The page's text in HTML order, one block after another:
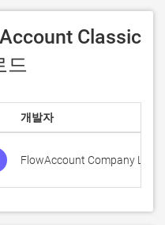
드
개발자
FlowAccount Company